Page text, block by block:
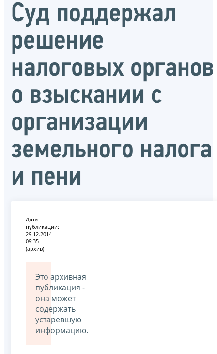
Суд поддержал
решение
налоговых органов
о взыскании с
организации
земельного налога
и пени
Дата
публикации:
29.12.2014
09:35
(архив)
Это архивная
публикация -
она может
содержать
устаревшую
информацию.